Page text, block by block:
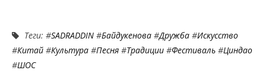
Теги: #SADRADDIN #Байдукенова #Дружба #Искусство
#Китай #Культура #Песня #Традиции #Фестиваль #Циндао
#ШОС